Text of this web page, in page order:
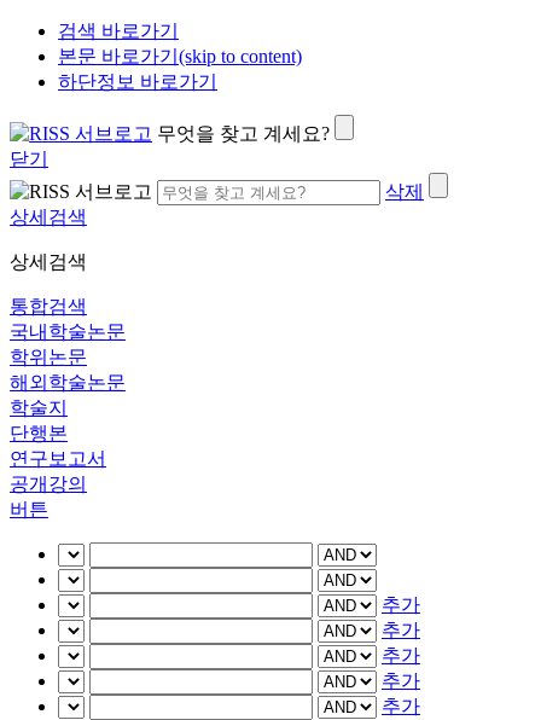
검색 바로가기
본문 바로가기(skip to content)
하단정보 바로가기
무엇을 찾고 계세요?
닫기
삭제
상세검색
상세검색
통합검색
국내학술논문
학위논문
해외학술논문
학술지
단행본
연구보고서
공개강의
버튼
추가
추가
추가
추가
추가